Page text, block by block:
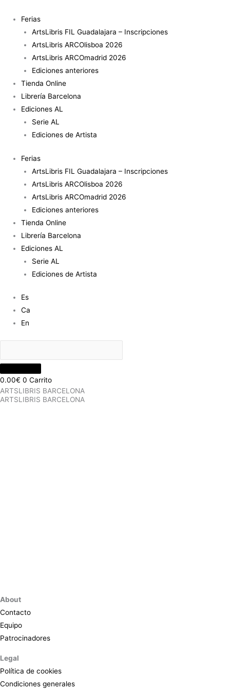
contenido
Ferias
ArtsLibris FIL Guadalajara – Inscripciones
ArtsLibris ARCOlisboa 2026
ArtsLibris ARCOmadrid 2026
Ediciones anteriores
Tienda Online
Librería Barcelona
Ediciones AL
Serie AL
Ediciones de Artista
Ferias
ArtsLibris FIL Guadalajara – Inscripciones
ArtsLibris ARCOlisboa 2026
ArtsLibris ARCOmadrid 2026
Ediciones anteriores
Tienda Online
Librería Barcelona
Ediciones AL
Serie AL
Ediciones de Artista
Es
Ca
En
0.00€ 0 Carrito
ARTSLIBRIS BARCELONA
ARTSLIBRIS BARCELONA
About
Contacto
Equipo
Patrocinadores
Legal
Política de cookies
Condiciones generales